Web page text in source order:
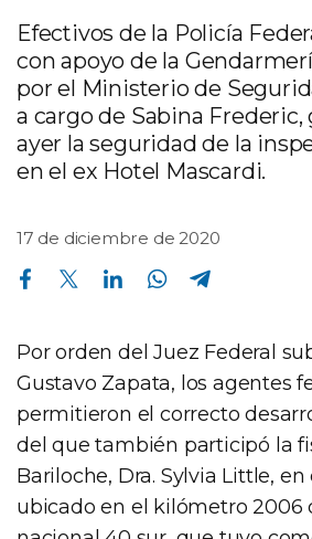
Efectivos de la Policía
con apoyo de la
por el Ministerio de
a cargo de Sabina Frederic,
ayer la seguridad de la
en el ex Hotel Mascardi.
17 de diciembre de 2020
Compartir en Facebook Compartir en Twitter Compartir en Linkedin Compartir en Whatsapp
Por orden del Juez Federal
Gustavo Zapata, los agentes
permitieron el correcto
del que también participó la
Bariloche, Dra. Sylvia Little,
ubicado en el kilómetro 2006